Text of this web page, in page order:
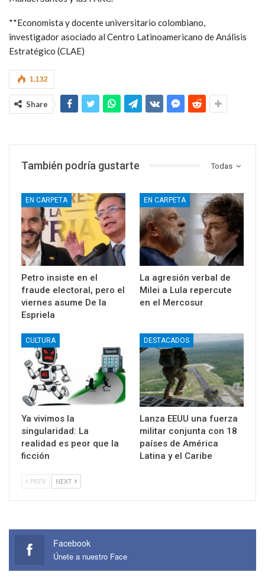
**Economista y docente universitario colombiano,
investigador asociado al Centro Latinoamericano de Análisis
Estratégico (CLAE)
1.132
Share
Todas
También podría gustarte
EN CARPETA
Petro insiste en el
fraude electoral, pero el
viernes asume De la
Espriela
EN CARPETA
La agresión verbal de
Milei a Lula repercute
en el Mercosur
CULTURA
Ya vivimos la
singularidad: La
realidad es peor que la
ficción
DESTACADOS
Lanza EEUU una fuerza
militar conjunta con 18
países de América
Latina y el Caribe
PREV NEXT
Facebook
Únete a nuestro Face